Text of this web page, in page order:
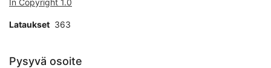
In Copyright 1.0
Lataukset 363
Pysyvä osoite